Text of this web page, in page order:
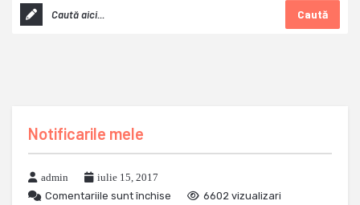
Caută
Notificarile mele
admin
iulie 15, 2017
Comentariile sunt închise
6602 vizualizari